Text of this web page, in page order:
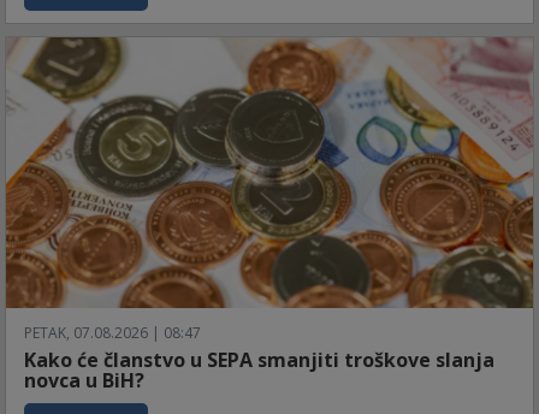
PETAK, 07.08.2026 | 08:47
Kako će članstvo u SEPA smanjiti troškove slanja
novca u BiH?